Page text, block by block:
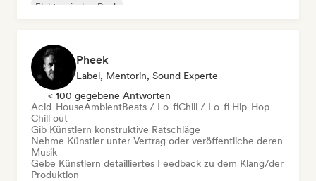
Elektronischer Rock
Pheek
Label, Mentorin, Sound Experte
< 100 gegebene Antworten
Acid-HouseAmbientBeats / Lo-fiChill / Lo-fi Hip-Hop
Chill out
Gib Künstlern konstruktive Ratschläge
Nehme Künstler unter Vertrag oder veröffentliche deren
Musik
Gebe Künstlern detailliertes Feedback zu dem Klang/der
Produktion